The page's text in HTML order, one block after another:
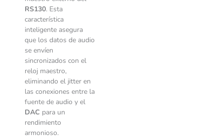
RS130. Esta
característica
inteligente asegura
que los datos de audio
se envíen
sincronizados con el
reloj maestro,
eliminando el jitter en
las conexiones entre la
fuente de audio y el
DAC para un
rendimiento
armonioso.